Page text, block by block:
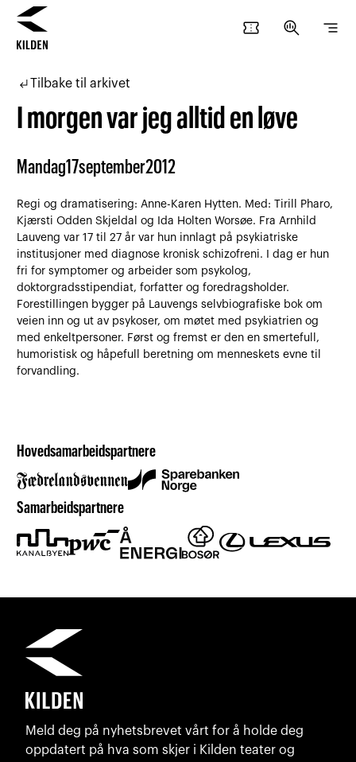
confirmation_number search_insights segment
subdirectory_arrow_leftTilbake til arkivet
I morgen var jeg alltid en løve
Mandag17september2012
Regi og dramatisering: Anne-Karen Hytten. Med: Tirill Pharo,
Kjærsti Odden Skjeldal og Ida Holten Worsøe. Fra Arnhild
Lauveng var 17 til 27 år var hun innlagt på psykiatriske
institusjoner med diagnose kronisk schizofreni. I dag er hun
fri for symptomer og arbeider som psykolog,
doktorgradsstipendiat, forfatter og foredragsholder.
Forestillingen bygger på Lauvengs selvbiografiske bok om
veien inn og ut av psykoser, om møtet med psykiatrien og
med enkeltpersoner. Først og fremst er den en smertefull,
humoristisk og håpefull beretning om menneskets evne til
forvandling.
Hovedsamarbeidspartnere
Samarbeidspartnere
Meld deg på nyhetsbrevet vårt for å holde deg
oppdatert på hva som skjer i Kilden teater og